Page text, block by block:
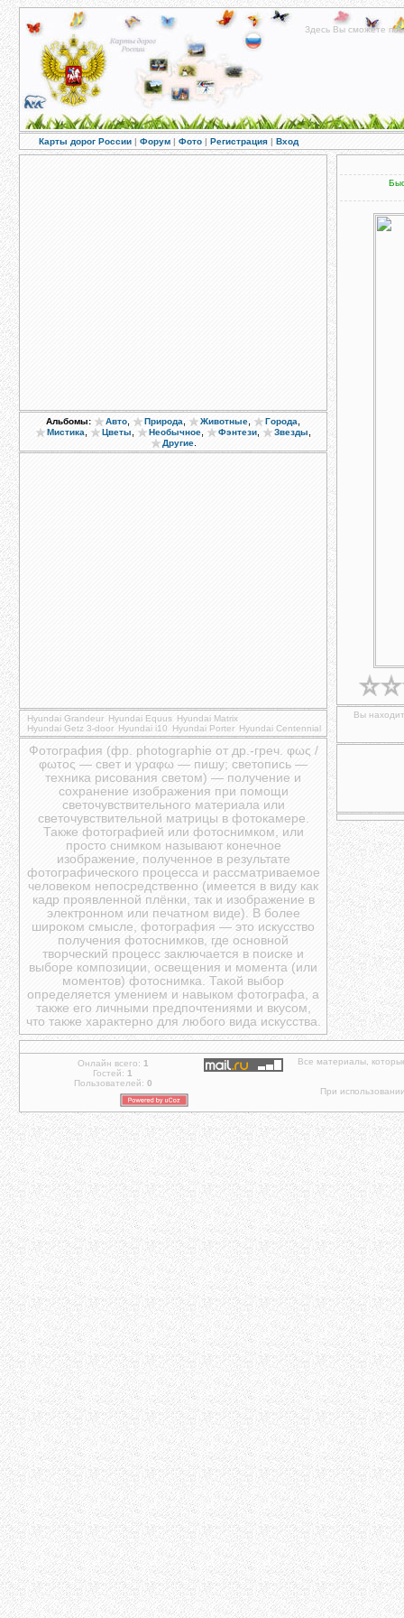
Здесь Вы сможете
Карты дорог России | Форум | Фото | Регистрация | Вход
Альбомы: Авто Природа Животные Города
Мистика Цветы Необычное Фэнтези Звезды
Другие.
Hyundai Grandeur Hyundai Equus Hyundai Matrix
Hyundai Getz 3-door Hyundai i10 Hyundai Porter Hyundai Centennial
Фотография (фр. photographie от др.-греч. φως /
φωτος — свет и γραφω — пишу; светопись —
техника рисования светом) — получение и
сохранение изображения при помощи
светочувствительного материала или
светочувствительной матрицы в фотокамере.
Также фотографией или фотоснимком, или
просто снимком называют конечное
изображение, полученное в результате
фотографического процесса и рассматриваемое
человеком непосредственно (имеется в виду как
кадр проявленной плёнки, так и изображение в
электронном или печатном виде). В более
широком смысле, фотография — это искусство
получения фотоснимков, где основной
творческий процесс заключается в поиске и
выборе композиции, освещения и момента (или
моментов) фотоснимка. Такой выбор
определяется умением и навыком фотографа, а
также его личными предпочтениями и вкусом,
что также характерно для любого вида искусства.
Вы
Онлайн всего: 1
Гостей: 1
Пользователей: 0
Все материалы,
При